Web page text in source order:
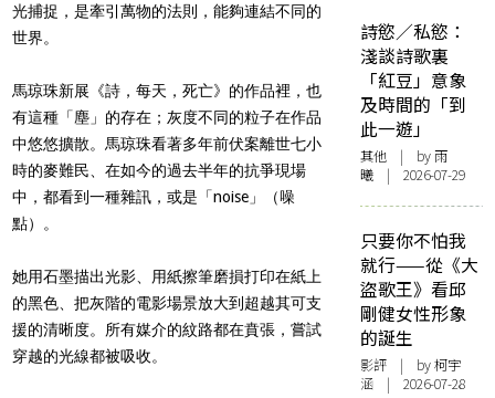
光捕捉，是牽引萬物的法則，能夠連結不同的
世界。
馬琼珠新展《詩，每天，死亡》的作品裡，也
有這種「塵」的存在；灰度不同的粒子在作品
中悠悠擴散。馬琼珠看著多年前伏案離世七小
時的麥難民、在如今的過去半年的抗爭現場
中，都看到一種雜訊，或是「noise」（噪
點）。
她用石墨描出光影、用紙擦筆磨損打印在紙上
的黑色、把灰階的電影場景放大到超越其可支
援的清晰度。所有媒介的紋路都在賁張，嘗試
穿越的光線都被吸收。
詩慾／私慾：
淺談詩歌裏
「紅豆」意象
及時間的「到
此一遊」
其他 | by 雨
曦 | 2026-07-29
只要你不怕我
就行——從《大
盜歌王》看邱
剛健女性形象
的誕生
影評 | by 柯宇
涵 | 2026-07-28